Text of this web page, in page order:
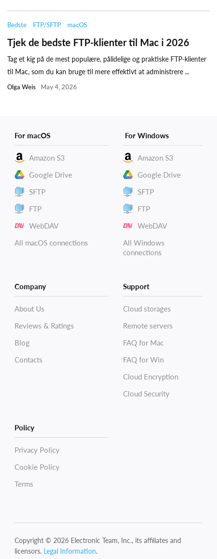
Bedste FTP/SFTP macOS
Tjek de bedste FTP-klienter til Mac i 2026
Tag et kig på de mest populære, pålidelige og praktiske FTP-klienter
til Mac, som du kan bruge til mere effektivt at administrere ...
Olga Weis May 4, 2026
For macOS
Amazon S3
Google Drive
SFTP
FTP
WebDAV
All macOS connections
For Windows
Amazon S3
Google Drive
SFTP
FTP
WebDAV
All Windows
connections
Company
About Us
Reviews & Ratings
Blog
Contacts
Support
Cloud storages
Remote servers
FAQ for Mac
FAQ for Win
Cloud Encryption
Cloud Security
Policy
Privacy Policy
Cookie Policy
Terms
Copyright © 2026 Electronic Team, Inc., its affiliates and
licensors. Legal Information.